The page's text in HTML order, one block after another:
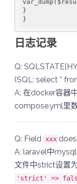
}
日志记录
Q:
(SQL: select *
A: 在docker容器
compose.yml里
Q: Field xxx
A: laravel中
文件中strict设置
'strict' =>